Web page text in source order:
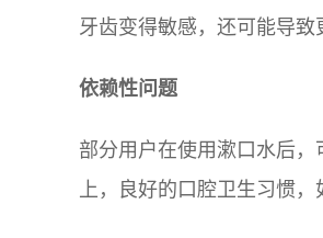
牙齿变得敏感，还可能导致
依赖性问题
部分用户在使用漱口水后
上，良好的口腔卫生习惯